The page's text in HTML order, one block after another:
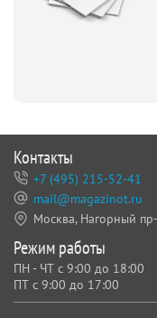
Контакты
+7 (495) 215-52-41
mail@magazinot.ru
Москва, Нагорный
Режим работы
ПН - ЧТ с 9:00 до 18:00
ПТ с 9:00 до 17:00